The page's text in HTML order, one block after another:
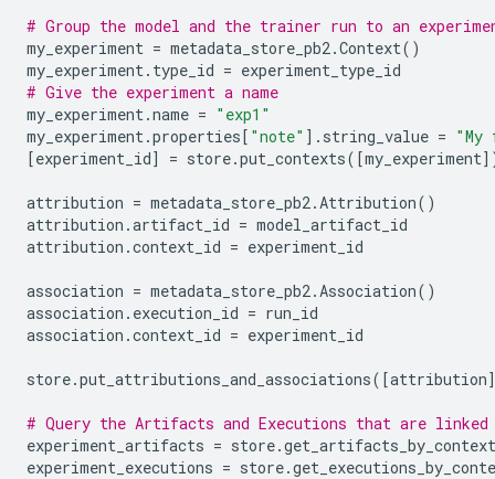
# Group the model and the trainer run to an
my_experiment = metadata_store_pb2.Context()
my_experiment. type_id = experiment_type_id
# Give the experiment a name
my_experiment.name = "exp1"
my_experiment.properties[ "note" ] . string_value =
[experiment_id] = store.put_contexts([my_experiment
attribution = metadata_store_pb2.Attribution()
attribution .artifact_id = model_artifact_id
attribution .context_id = experiment_id
association = metadata_store_pb2.Association()
association . execution_id = run_id
association .context_id = experiment_id
store.put_attributions_and_associations([attribution
# Query the Artifacts and Executions that are
experiment_artifacts = store.get_artifacts_by_context
experiment_executions = store.